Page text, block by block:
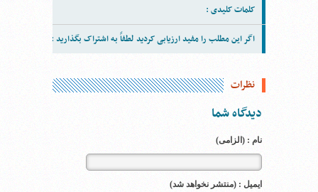
کلمات کلیدی :
اگر این مطلب را مفید ارزیابی کردید لطفاً به اشتراک بگذارید :
نظرات
دیدگاه شما
نام : (الزامی)
ایمیل : (منتشر نخواهد شد)